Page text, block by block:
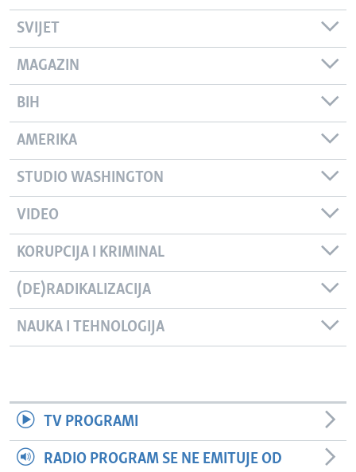
SVIJET
MAGAZIN
BIH
AMERIKA
STUDIO WASHINGTON
VIDEO
KORUPCIJA I KRIMINAL
(DE)RADIKALIZACIJA
NAUKA I TEHNOLOGIJA
TV PROGRAMI
RADIO PROGRAM SE NE EMITUJE OD